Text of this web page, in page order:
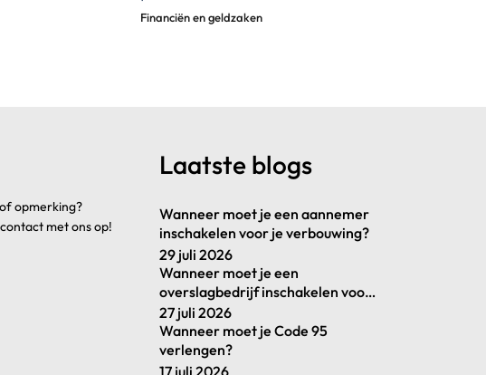
Financiën en geldzaken
opmerking?
met ons op!
Laatste blogs
Wanneer moet je een aannemer
inschakelen voor je verbouwing?
29 juli 2026
Wanneer moet je een
overslagbedrijf inschakelen voor
je goederenstroom?
27 juli 2026
Wanneer moet je Code 95
verlengen?
17 juli 2026